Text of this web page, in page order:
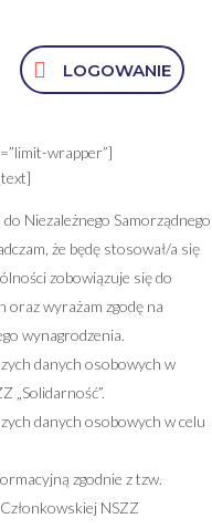
LOGOWANIE
wrapper”]
Niezależnego Samorządnego
że będę stosował/a się
zobowiązuje się do
oraz wyrażam zgodę na
wynagrodzenia.
danych osobowych w
„Solidarność”.
danych osobowych w celu
zgodnie z tzw.
NSZZ